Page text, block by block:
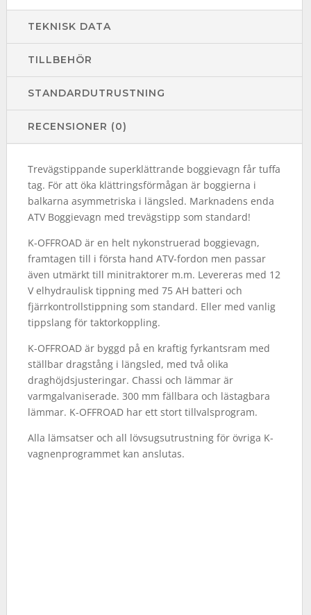
TEKNISK DATA
TILLBEHÖR
STANDARDUTRUSTNING
RECENSIONER (0)
Trevägstippande superklättrande boggievagn får tuffa
tag. För att öka klättringsförmågan är boggierna i
balkarna asymmetriska i längsled. Marknadens enda
ATV Boggievagn med trevägstipp som standard!
K-OFFROAD är en helt nykonstruerad boggievagn,
framtagen till i första hand ATV-fordon men passar
även utmärkt till minitraktorer m.m. Levereras med 12
V elhydraulisk tippning med 75 AH batteri och
fjärrkontrollstippning som standard. Eller med vanlig
tippslang för taktorkoppling.
K-OFFROAD är byggd på en kraftig fyrkantsram med
ställbar dragstång i längsled, med två olika
draghöjdsjusteringar. Chassi och lämmar är
varmgalvaniserade. 300 mm fällbara och lästagbara
lämmar. K-OFFROAD har ett stort tillvalsprogram.
Alla lämsatser och all lövsugsutrustning för övriga K-
vagnenprogrammet kan anslutas.